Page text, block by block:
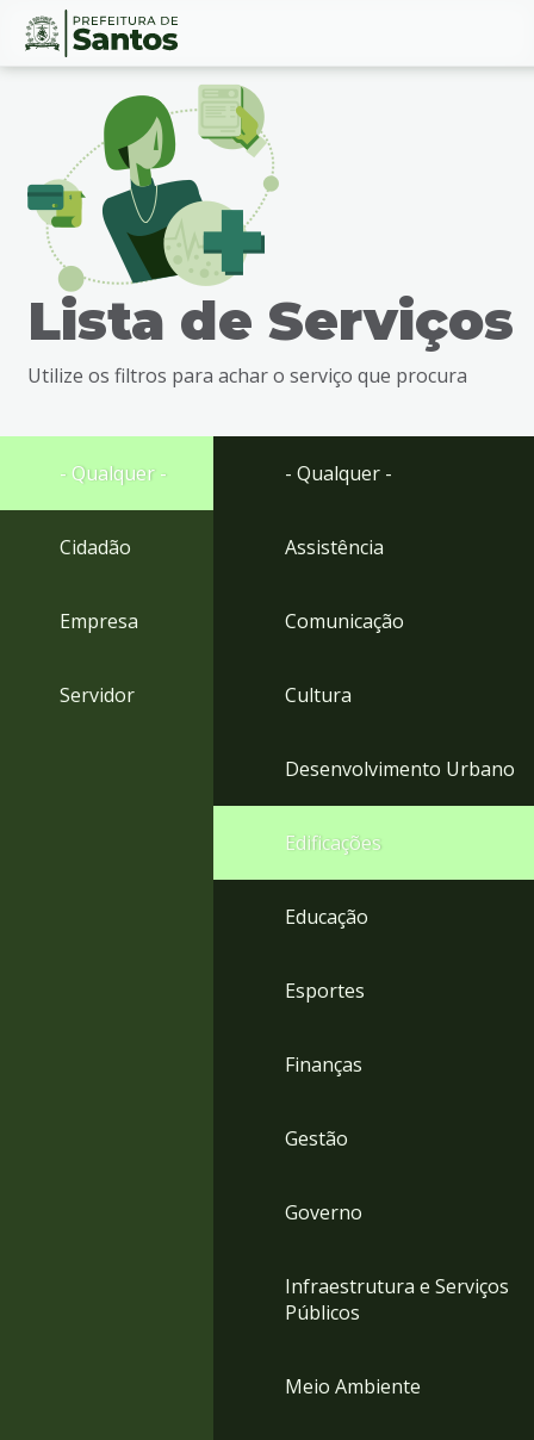
Ir
busca
Ir
rodapé
Conteúdo
Lista de Serviços
Utilize os filtros para achar o serviço que procura
- Qualquer -
Cidadão
Empresa
Servidor
- Qualquer -
Assistência
Comunicação
Cultura
Desenvolvimento Urbano
Edificações
Educação
Esportes
Finanças
Gestão
Governo
Infraestrutura e Serviços
Públicos
Meio Ambiente